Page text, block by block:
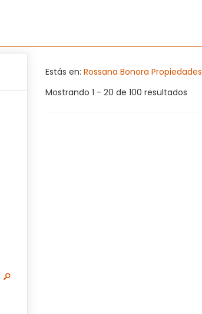
Estás en: Rossana Bonora Propiedades
Mostrando 1 - 20 de 100 resultados